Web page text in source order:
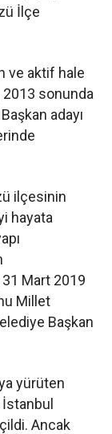
İlçe
ve aktif hale
2013 sonunda
adayı
ilçesinin
hayata
Mart 2019
Millet
Başkan
yürüten
Ancak